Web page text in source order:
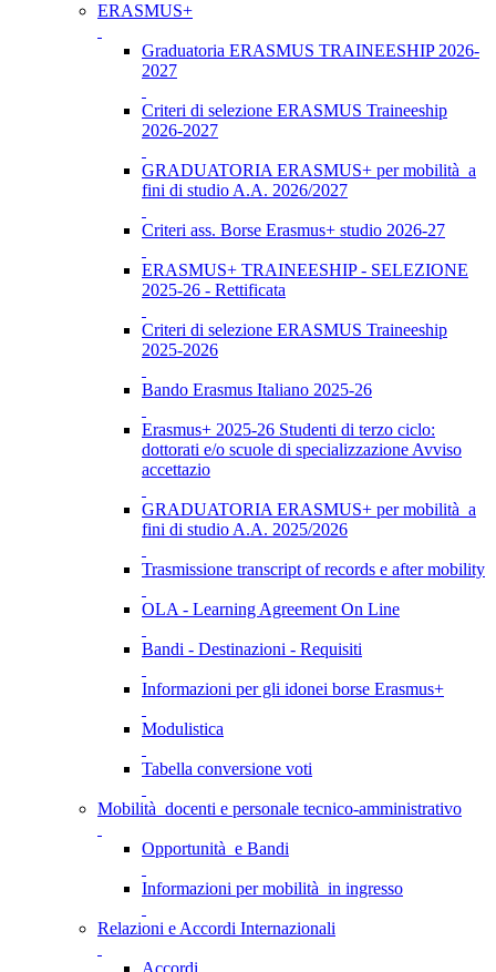
ERASMUS+
Graduatoria ERASMUS TRAINEESHIP 2026-
2027
Criteri di selezione ERASMUS Traineeship
2026-2027
GRADUATORIA ERASMUS+ per mobilità a
fini di studio A.A. 2026/2027
Criteri ass. Borse Erasmus+ studio 2026-27
ERASMUS+ TRAINEESHIP - SELEZIONE
2025-26 - Rettificata
Criteri di selezione ERASMUS Traineeship
2025-2026
Bando Erasmus Italiano 2025-26
Erasmus+ 2025-26 Studenti di terzo ciclo:
dottorati e/o scuole di specializzazione Avviso
accettazio
GRADUATORIA ERASMUS+ per mobilità a
fini di studio A.A. 2025/2026
Trasmissione transcript of records e after mobility
OLA - Learning Agreement On Line
Bandi - Destinazioni - Requisiti
Informazioni per gli idonei borse Erasmus+
Modulistica
Tabella conversione voti
Mobilità docenti e personale tecnico-amministrativo
Opportunità e Bandi
Informazioni per mobilità in ingresso
Relazioni e Accordi Internazionali
Accordi